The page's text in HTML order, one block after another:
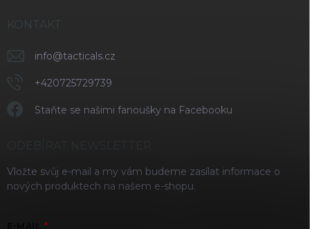
KONTAKT
info@tacticals.cz
+420725729739
Staňte se našimi fanoušky na Facebooku
Vložte svůj e-mail a my vám budeme zasílat informace o
nových produktech na našem e-shopu.